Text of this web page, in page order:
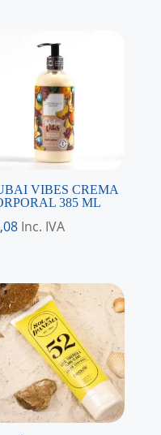
VIBES CREMA
385 ML
Inc. IVA